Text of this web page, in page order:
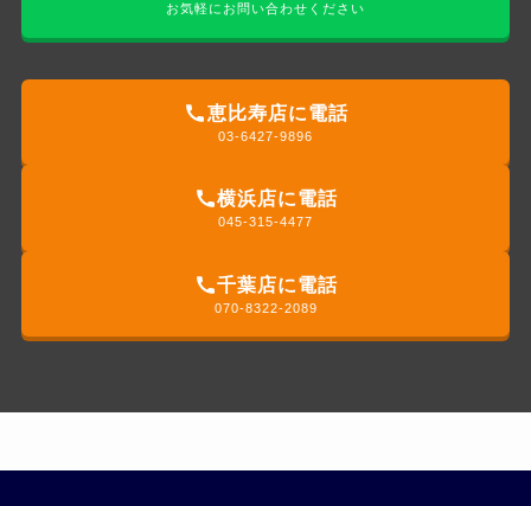
お気軽にお問い合わせください
恵比寿店に電話
03-6427-9896
横浜店に電話
045-315-4477
千葉店に電話
070-8322-2089